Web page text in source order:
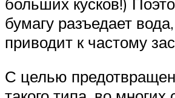
бумагу разъедает
приводит к частому
С целью